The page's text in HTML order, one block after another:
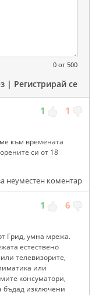
0 от 500
| Регистрирай се
1 1
към времената
си от 18
неуместен коментар
1 6
Грид, умна мрежа.
естествено
телевизорите,
или
консуматори,
бъдад изключени